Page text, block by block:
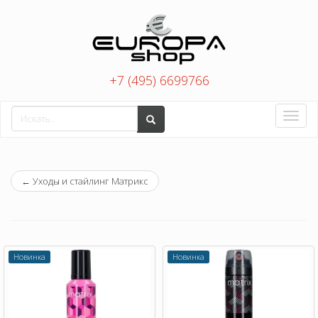
+7 (495) 6699766
Toggle
← Уходы и стайлинг Матрикс
Новинка Новинка